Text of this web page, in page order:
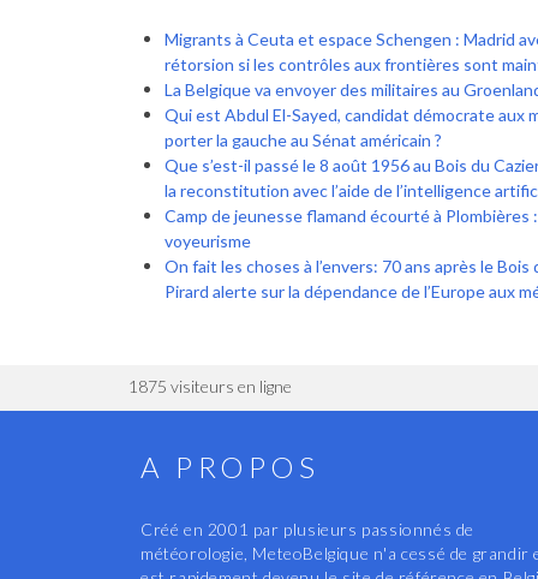
Migrants à Ceuta et espace Schengen : Madrid
rétorsion si les contrôles aux frontières sont
La Belgique va envoyer des militaires au
Qui est Abdul El-Sayed, candidat démocrate aux
porter la gauche au Sénat américain ?
Que s’est-il passé le 8 août 1956 au Bois du
la reconstitution avec l’aide de l’intelligence
Camp de jeunesse flamand écourté à
voyeurisme
On fait les choses à l’envers: 70 ans après le Bois
Pirard alerte sur la dépendance de l’Europe aux
1875 visiteurs en ligne
A PROPOS
Créé en 2001 par plusieurs passionnés de
météorologie, MeteoBelgique n'a cessé de grandir